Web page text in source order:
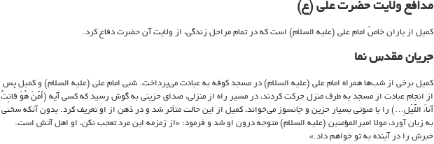
مدافع ولایت حضرت علی (ع)
کمیل از یاران خاصّ امام علی (علیه السلام) است که در تمام مراحل زندگی، از ولایت آن حضرت دفاع کرد.
جریان مقدس نما
کمیل برخی از شب‌ها همراه امام علی (علیه السلام) در مسجد کوفه به عبادت می‌پرداخت. شبی امام علی (علیه السلام) و کمیل پس
از انجام عبادت از مسجد به طرف منزل حرکت کردند، در مسیر راه از منزلی، صدای حزینی به گوش رسید که کسی آیه (أَمَّنْ هُوَ قانِتٌ
آناءَ اللَّیْلِ…) را با صوتی بسیار حزین و جانسوز می‌خواند، کمیل از این حالت متأثر شد و در ذهن از او تعریف کرد. بدون آنکه سخنی
به زبان آورد، مولا امیرالمؤمنین (علیه السلام) متوجه درون او شد و فرمود: «از زمزمه این مرد تعجب نکن، او اهل آتش است.
خبرش را در آینده به تو خواهم داد.»